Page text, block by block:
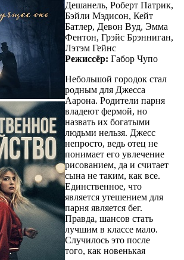
Дешанель, Роберт Патрик,
Бэйли Мэдисон, Кейт
Батлер, Девон Вуд, Эмма
Фентон, Грэйс Брэнниган,
Лэтэм Гейнс
Режиссёр: Габор Чупо
Небольшой городок стал
родным для Джесса
Аарона. Родители парня
владеют фермой, но
назвать их богатыми
людьми нельзя. Джесс
непросто, ведь отец не
понимает его увлечение
рисованием, да и считает
сына не таким, как все.
Единственное, что
является утешением для
парня является бег.
Правда, шансов стать
лучшим в классе мало.
Случилось это после
того, как новенькая